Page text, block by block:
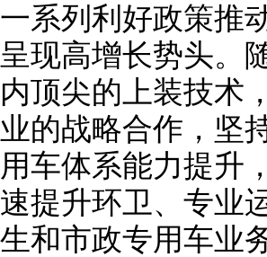
一系列利好政策推
呈现高增长势头。
内顶尖的上装技术
业的战略合作，坚
用车体系能力提升
速提升环卫、专业
生和市政专用车业